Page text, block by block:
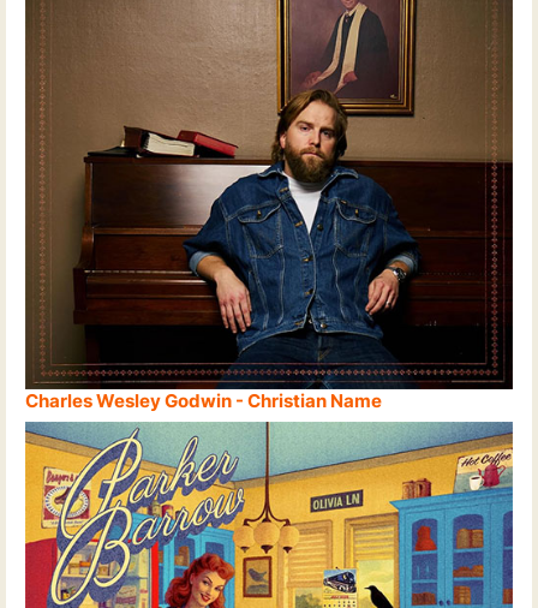
Charles Wesley Godwin - Christian Name